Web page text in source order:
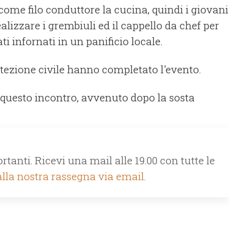
filo conduttore la cucina, quindi i giovani
i grembiuli ed il cappello da chef per
infornati in un panificio locale.
civile hanno completato l'evento.
incontro, avvenuto dopo la sosta
Ricevi una mail alle 19.00 con tutte le
nostra rassegna via email.